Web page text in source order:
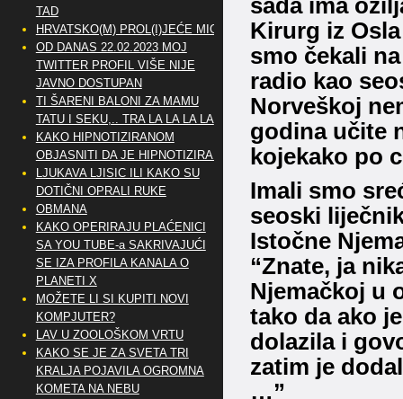
sada ima
Kirurg iz
smo čekali
radio kao
Norveškoj
godina učite
kojekako po
Imali smo
seoski
Istočne
“Znate, ja
Njemačkoj u
tako da ako
dolazila i
zatim je
…”
TAD
HRVATSKO(M) PROL(I)JEĆE MIG
OD DANAS 22.02.2023 MOJ
TWITTER PROFIL VIŠE NIJE
JAVNO DOSTUPAN
TI ŠARENI BALONI ZA MAMU
TATU I SEKU,.. TRA LA LA LA LA
KAKO HIPNOTIZIRANOM
OBJASNITI DA JE HIPNOTIZIRAN
LJUKAVA LJISIC ILI KAKO SU
DOTIČNI OPRALI RUKE
OBMANA
KAKO OPERIRAJU PLAĆENICI
SA YOU TUBE-a SAKRIVAJUĆI
SE IZA PROFILA KANALA O
PLANETI X
MOŽETE LI SI KUPITI NOVI
KOMPJUTER?
LAV U ZOOLOŠKOM VRTU
KAKO SE JE ZA SVETA TRI
KRALJA POJAVILA OGROMNA
KOMETA NA NEBU